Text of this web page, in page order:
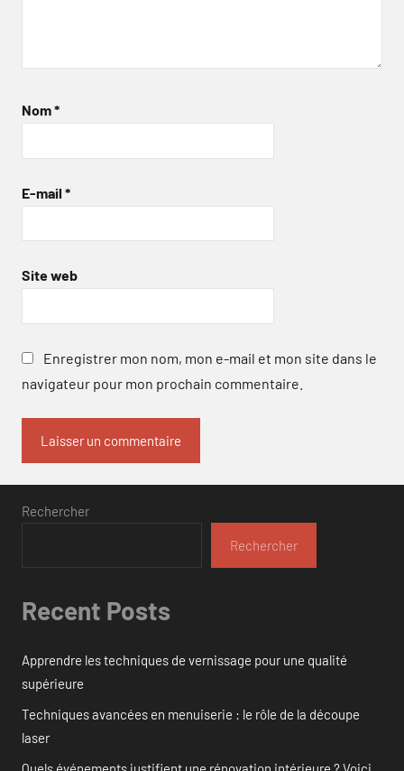
Nom*
E-mail *
Site web
Enregistrer mon nom, mon e-mail et mon site dans le
navigateur pour mon prochain commentaire.
Rechercher
Rechercher
Recent Posts
Apprendre les techniques de vernissage pour une qualité
supérieure
Techniques avancées en menuiserie : le rôle de la découpe
laser